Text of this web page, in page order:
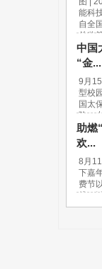
能科
自全
总监
中国
“金...
9月
型校
国太
险、
助燃
欢...
8月
下嘉
费节
线下